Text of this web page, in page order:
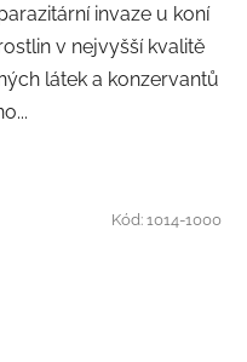
invaze u koní
v nejvyšší kvalitě
látek a konzervantů
Kód:1014-1000